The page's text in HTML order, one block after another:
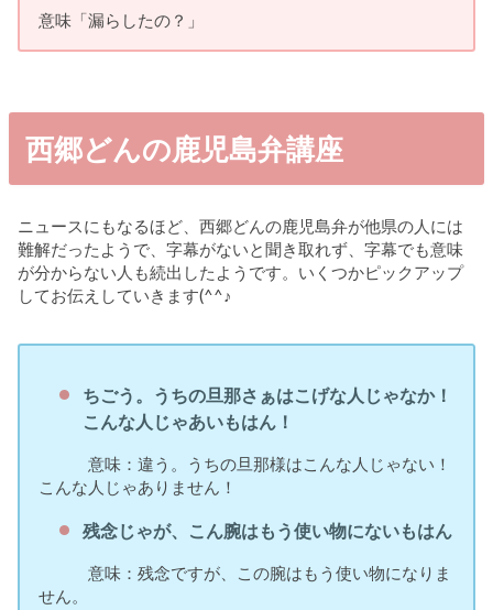
意味「漏らしたの？」
西郷どんの鹿児島弁講座
ニュースにもなるほど、西郷どんの鹿児島弁が他県の人には
難解だったようで、字幕がないと聞き取れず、字幕でも意味
が分からない人も続出したようです。いくつかピックアップ
してお伝えしていきます(^^♪
ちごう。うちの旦那さぁはこげな人じゃなか！
こんな人じゃあいもはん！
意味：違う。うちの旦那様はこんな人じゃない！
こんな人じゃありません！
残念じゃが、こん腕はもう使い物にないもはん
意味：残念ですが、この腕はもう使い物になりま
せん。